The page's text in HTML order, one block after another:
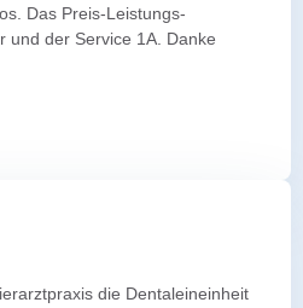
Das Preis-Leistungs-
und der Service 1A. Danke
die Dentaleineinheit